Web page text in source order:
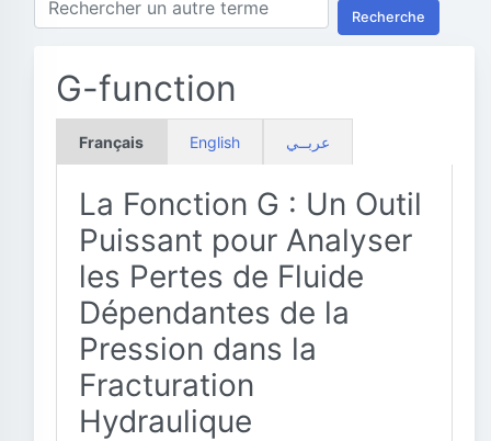
Recherche
G-function
Français English عربــي
La Fonction G : Un Outil
Puissant pour Analyser
les Pertes de Fluide
Dépendantes de la
Pression dans la
Fracturation
Hydraulique